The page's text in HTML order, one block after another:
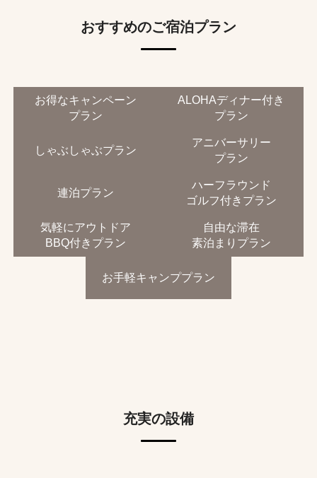
おすすめのご宿泊プラン
お得なキャンペーン
プラン
ALOHAディナー付き
プラン
しゃぶしゃぶプラン
アニバーサリー
プラン
連泊プラン
ハーフラウンド
ゴルフ付きプラン
気軽にアウトドア
BBQ付きプラン
自由な滞在
素泊まりプラン
お手軽キャンププラン
充実の設備